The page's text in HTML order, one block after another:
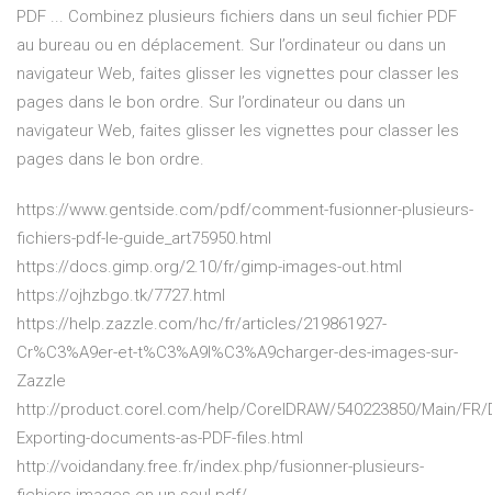
PDF ... Combinez plusieurs fichiers dans un seul fichier PDF
au bureau ou en déplacement. Sur l’ordinateur ou dans un
navigateur Web, faites glisser les vignettes pour classer les
pages dans le bon ordre. Sur l’ordinateur ou dans un
navigateur Web, faites glisser les vignettes pour classer les
pages dans le bon ordre.
https://www.gentside.com/pdf/comment-fusionner-plusieurs-
fichiers-pdf-le-guide_art75950.html
https://docs.gimp.org/2.10/fr/gimp-images-out.html
https://ojhzbgo.tk/7727.html
https://help.zazzle.com/hc/fr/articles/219861927-
Cr%C3%A9er-et-t%C3%A9l%C3%A9charger-des-images-sur-
Zazzle
http://product.corel.com/help/CorelDRAW/540223850/Main/FR/
Exporting-documents-as-PDF-files.html
http://voidandany.free.fr/index.php/fusionner-plusieurs-